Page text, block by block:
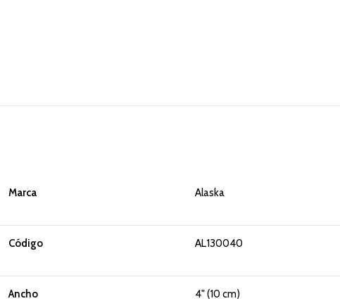
Marca Alaska
Código AL130040
Ancho 4" (10 cm)